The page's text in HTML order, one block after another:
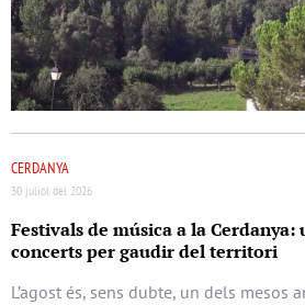
CERDANYA
30 juliol del 2026
Festivals de música a la
concerts per gaudir del territori
L’agost és, sens dubte, un dels mesos